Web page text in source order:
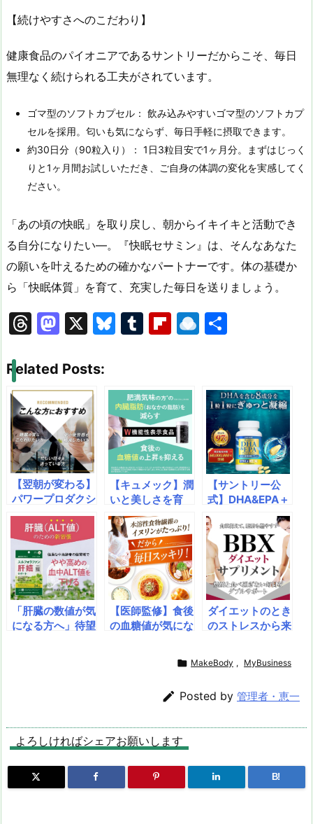
【続けやすさへのこだわり】
健康食品のパイオニアであるサントリーだからこそ、毎日
無理なく続けられる工夫がされています。
ゴマ型のソフトカプセル： 飲み込みやすいゴマ型のソフトカプ
セルを採用。匂いも気にならず、毎日手軽に摂取できます。
約30日分（90粒入り）： 1日3粒目安で1ヶ月分。まずはじっく
りと1ヶ月間お試しいただき、ご自身の体調の変化を実感してく
ださい。
「あの頃の快眠」を取り戻し、朝からイキイキと活動でき
る自分になりたい—。『快眠セサミン』は、そんなあなた
の願いを叶えるための確かなパートナーです。体の基礎か
ら「快眠体質」を育て、充実した毎日を送りましょう。
T
e
a
d
s
M
st
o
d
o
n
X
Bl
s
k
y
T
bl
r
Fl
o
ar
d
R
dr
o
p.
io
Related Posts:
【翌朝が変わる】
パワープロダクシ
ョン「アミノアシ
ッド テアニン」
黄金比のアミ
ノ酸＋L-テアニン
で睡眠の質を劇的
に向上！疲労感を
リセットし、目覚
めの活力を覚醒さ
せる30日分の極
【キュメック】潤
いと美しさを育
む、先進のサイエ
ンスサプリ – [機
能性表示食品]
「HYA-50F」が
叶える、乾燥小じ
わのケアと内側か
らの輝き！健康へ
の新たなカギ。そ
れは「腸内細菌の
【サントリー公
式】DHA&EPA＋
セサミンEXで
「考える力」と
「若々しさ」を徹
底サポート！オメ
ガ3脂肪酸の酸化
を防ぎ、体内に届
ける稀少セサミン
配合の決定版サプ
リ。約60日分24
「肝臓の数値が気
になる方へ」待望
ケア」を習慣化！
健康な未来を支え
【医師監修】食後
の血糖値が気にな
芋」で健康習慣
0%のイヌリンが
かにする、現代人
のための高純度サ
ダイエットのとき
のストレスから来
抑え燃焼を促進す
ダイエットサプリ
Xダイエットサプ
0錠】
 MakeBody , MyBusiness
 Posted by 管理者・恵一
よろしければシェアお願いします
B!